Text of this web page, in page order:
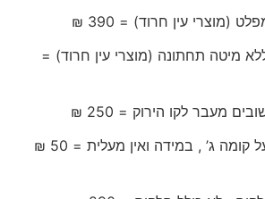
(מוצרי עין חרוד) = 390 ₪
מיטה תחתונה (מוצרי עין חרוד) =
מעבר לקו הירוק = 250 ₪
• תוספת אספקה מעל קומה ג’ , במידה ואין מעלית = 50 ₪